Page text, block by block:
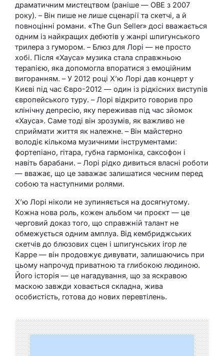
драматичним мистецтвом (раніше — OBE з 2007
року). – Він пише не лише сценарії та скетчі, а й
повноцінні романи. «The Gun Seller» досі вважається
одним із найкращих дебютів у жанрі шпигунського
трилера з гумором. – Блюз для Лорі — не просто
хобі. Після «Хауса» музика стала справжньою
терапією, яка допомогла впоратися з емоційним
вигоранням. – У 2012 році Х’ю Лорі дав концерт у
Києві під час Євро-2012 — один із рідкісних виступів
європейського туру. – Лорі відкрито говорив про
клінічну депресію, яку переживав під час зйомок
«Хауса». Саме тоді він зрозумів, як важливо не
сприймати життя як належне. – Він майстерно
володіє кількома музичними інструментами:
фортепіано, гітара, губна гармоніка, саксофон і
навіть барабани. – Лорі рідко дивиться власні роботи
— вважає, що це заважає залишатися чесним перед
собою та наступними ролями.
Х’ю Лорі ніколи не зупиняється на досягнутому.
Кожна нова роль, кожен альбом чи проєкт — це
черговий доказ того, що справжній талант не
обмежується одним амплуа. Від кембриджських
скетчів до блюзових сцен і шпигунських ігор ле
Карре — він продовжує дивувати, залишаючись при
цьому напрочуд приватною та глибокою людиною.
Його історія — це нагадування, що за яскравою
маскою завжди ховається складна, жива
особистість, готова до нових перевтілень.